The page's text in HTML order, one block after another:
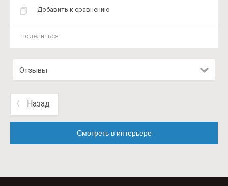
Добавить к сравнению
поделиться
Отзывы
Назад
Смотреть в интерьере